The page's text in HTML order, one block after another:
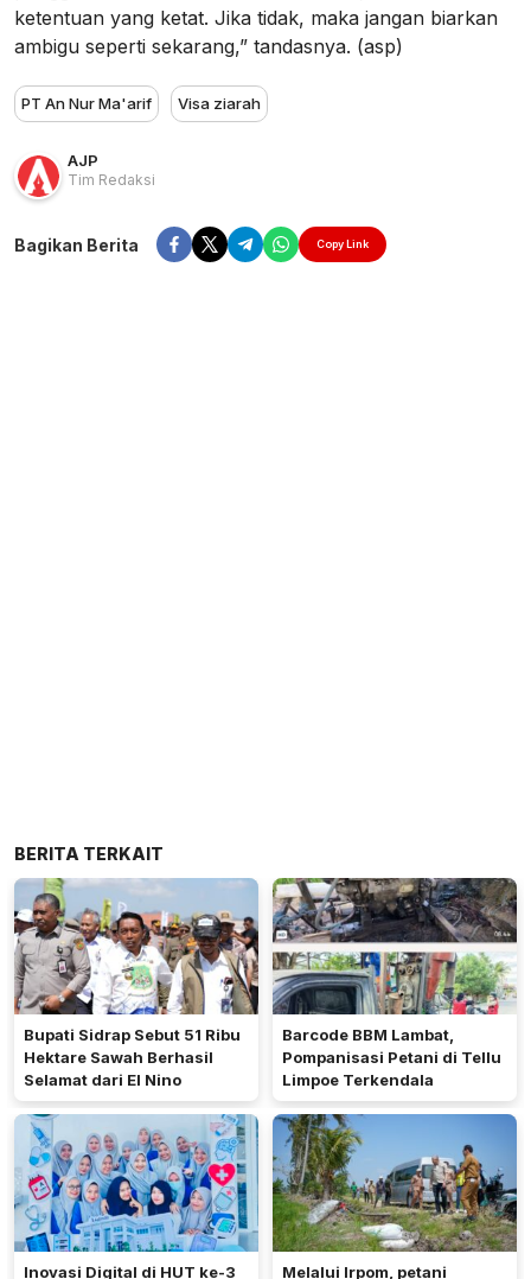
ketentuan yang ketat. Jika tidak, maka jangan biarkan
ambigu seperti sekarang,” tandasnya. (asp)
PT An Nur Ma'arif Visa ziarah
AJP
Tim Redaksi
Bagikan Berita Copy Link
BERITA TERKAIT
Bupati Sidrap Sebut 51 Ribu
Hektare Sawah Berhasil
Selamat dari El Nino
Barcode BBM Lambat,
Pompanisasi Petani di Tellu
Limpoe Terkendala
Inovasi Digital di HUT ke-3 Melalui Irpom, petani